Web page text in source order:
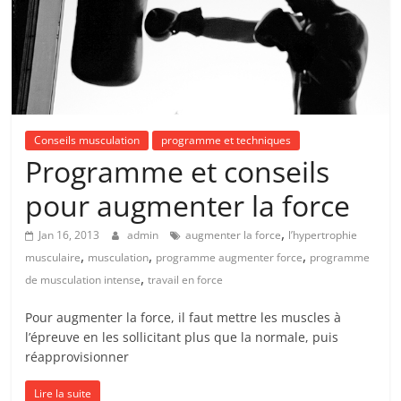
Conseils musculation programme et techniques
Programme et conseils
pour augmenter la force
Jan 16, 2013 admin augmenter la force, l’hypertrophie
musculaire, musculation, programme augmenter force, programme
de musculation intense,travail en force
Pour augmenter la force, il faut mettre les muscles à
l’épreuve en les sollicitant plus que la normale, puis
réapprovisionner
Lire la suite